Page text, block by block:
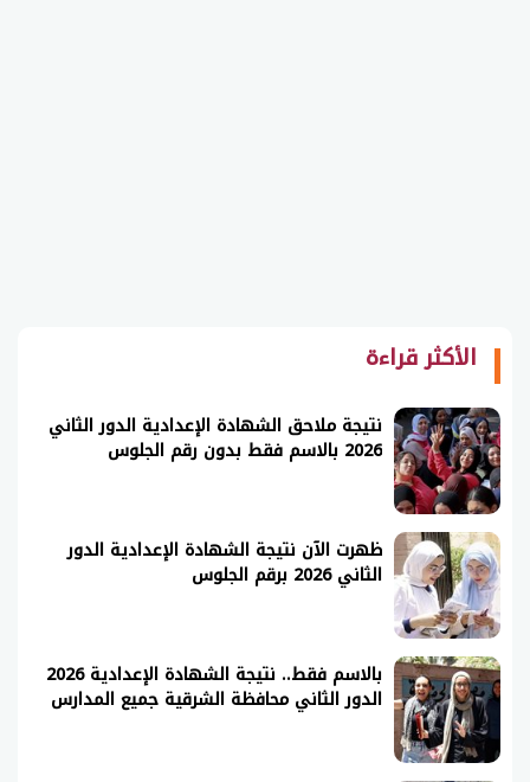
الأكثر قراءة
نتيجة ملاحق الشهادة الإعدادية الدور الثاني
2026 بالاسم فقط بدون رقم الجلوس
ظهرت الآن نتيجة الشهادة الإعدادية الدور
الثاني 2026 برقم الجلوس
بالاسم فقط.. نتيجة الشهادة الإعدادية 2026
الدور الثاني محافظة الشرقية جميع المدارس